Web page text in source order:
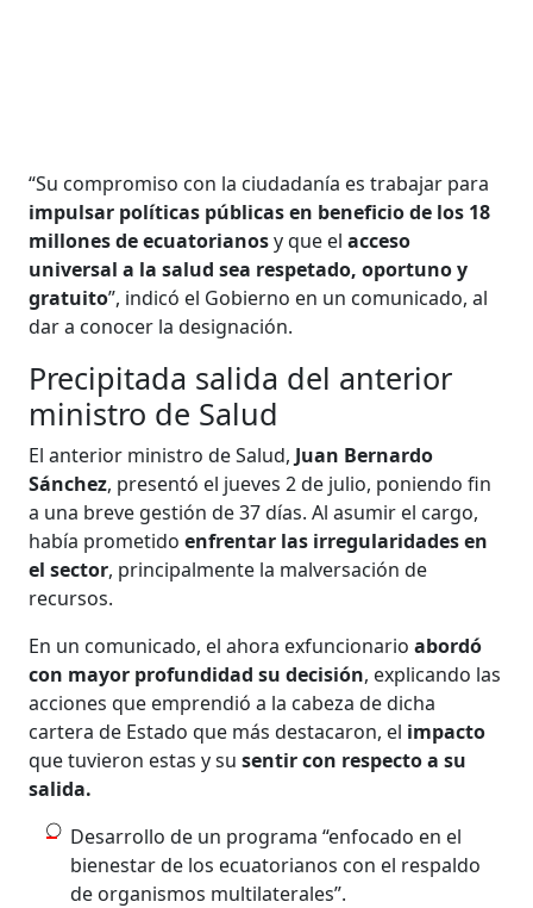
“Su compromiso con la ciudadanía es trabajar para
impulsar políticas públicas en beneficio de los 18
millones de ecuatorianosy que elacceso
universal a la salud sea respetado, oportuno y
gratuito”, indicó el Gobierno en un comunicado, al
dar a conocer la designación.
Precipitada salida del anterior
ministro de Salud
El anterior ministro de Salud, Juan Bernardo
Sánchez, presentó el jueves 2 de julio, poniendo fin
a una breve gestión de 37 días. Al asumir el cargo,
había prometido enfrentar las irregularidades en
el sector, principalmente la malversación de
recursos.
En un comunicado, el ahora exfuncionarioabordó
con mayor profundidad su decisión, explicando las
acciones que emprendió a la cabeza de dicha
cartera de Estado que más destacaron, el impacto
que tuvieron estas y susentir con respecto a su
salida.
Desarrollo de un programa “enfocado en el
bienestar de los ecuatorianos con el respaldo
de organismos multilaterales”.